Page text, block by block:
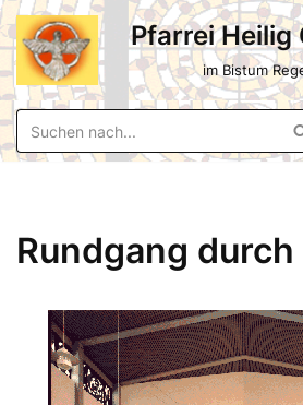
Zum
Inhalt
springen
Pfarrei Heilig
im Bistum
Rundgang